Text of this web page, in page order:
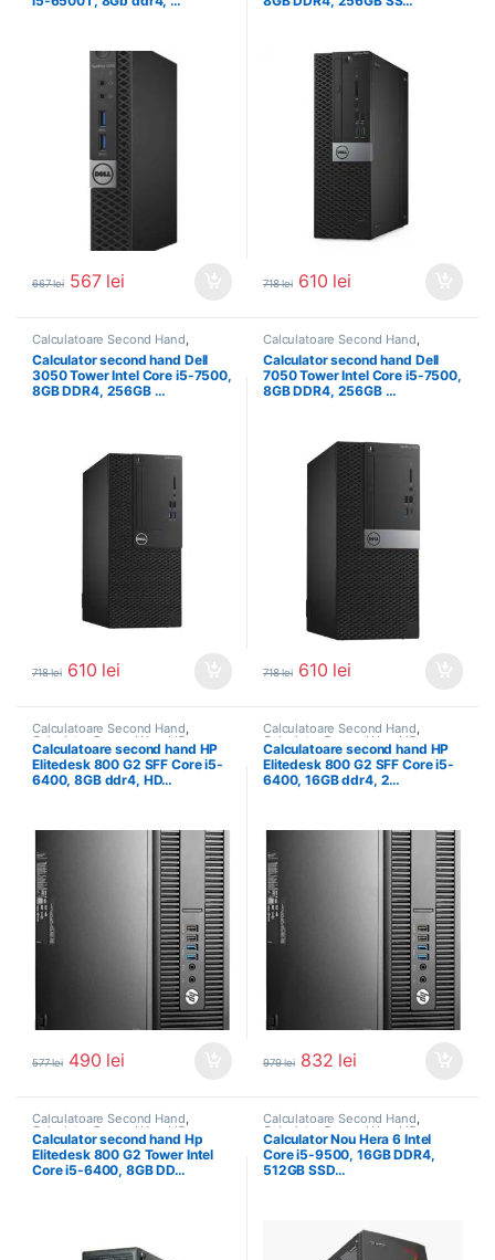
667lei 567 lei 718lei 610 lei
Calculatoare Second Hand
Calculator Second Hand i5
Calculator second hand Dell
3050 Tower Intel Core i5-7500,
8GB DDR4, 256GB …
718lei 610 lei
Calculatoare Second Hand
Calculator Second Hand i5
Calculator second hand Dell
7050 Tower Intel Core i5-7500,
8GB DDR4, 256GB …
718lei 610 lei
Calculatoare Second Hand,
Calculator Second Hand i5
Calculatoare second hand HP
Elitedesk 800 G2 SFF Core i5-
6400, 8GB ddr4, HD…
577lei 490 lei
Calculatoare Second Hand,
Calculator Second Hand i5
Calculatoare second hand HP
Elitedesk 800 G2 SFF Core i5-
6400, 16GB ddr4, 2…
979lei 832 lei
Calculatoare Second Hand,
Calculator Second Hand i5
Calculator second hand Hp
Elitedesk 800 G2 Tower Intel
Core i5-6400, 8GB DD…
Calculatoare Second Hand,
Calculator Second Hand i5
Calculator Nou Hera 6 Intel
Core i5-9500, 16GB DDR4,
512GB SSD…